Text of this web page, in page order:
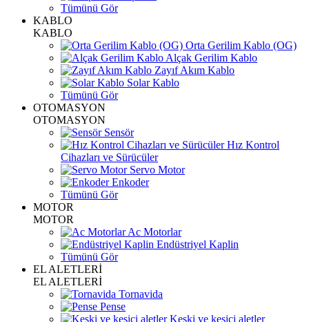
Tümünü Gör
KABLO
KABLO
Orta Gerilim Kablo (OG)
Alçak Gerilim Kablo
Zayıf Akım Kablo
Solar Kablo
Tümünü Gör
OTOMASYON
OTOMASYON
Sensör
Hız Kontrol
Cihazları ve Sürücüler
Servo Motor
Enkoder
Tümünü Gör
MOTOR
MOTOR
Ac Motorlar
Endüstriyel Kaplin
Tümünü Gör
EL ALETLERİ
EL ALETLERİ
Tornavida
Pense
Keski ve kesici aletler